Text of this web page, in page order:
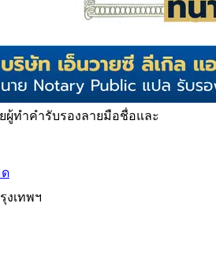
ผู้ทำคำรับรองลายมือชื่อและ
งเทพฯ